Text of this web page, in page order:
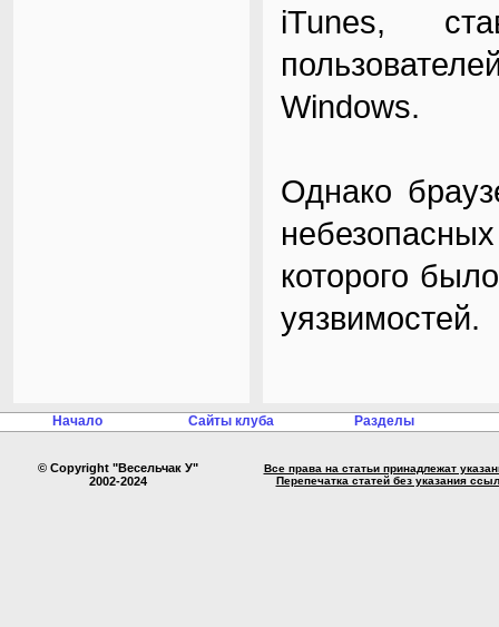
iTunes,
Windows.
Однако
которого
уязвимостей.
Начало Сайты клуба Разделы
© Copyright "Весельчак У"
2002-2024
Все права на статьи принадлежат
Перепечатка статей без указания